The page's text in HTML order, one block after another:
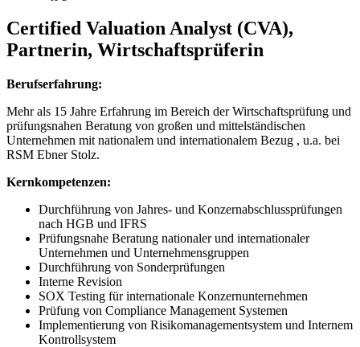
Certified Valuation Analyst (CVA),
Partnerin, Wirtschaftsprüferin
Berufserfahrung:
Mehr als 15 Jahre Erfahrung im Bereich der Wirtschaftsprüfung und
prüfungsnahen Beratung von großen und mittelständischen
Unternehmen mit nationalem und internationalem Bezug , u.a. bei
RSM Ebner Stolz.
Kernkompetenzen:
Durchführung von Jahres- und Konzernabschlussprüfungen
nach HGB und IFRS
Prüfungsnahe Beratung nationaler und internationaler
Unternehmen und Unternehmensgruppen
Durchführung von Sonderprüfungen
Interne Revision
SOX Testing für internationale Konzernunternehmen
Prüfung von Compliance Management Systemen
Implementierung von Risikomanagementsystem und Internem
Kontrollsystem